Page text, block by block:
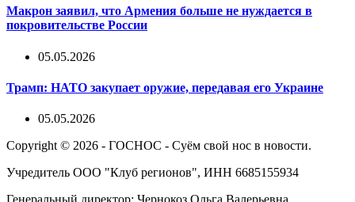
Макрон заявил, что Армения больше не нуждается в
покровительстве России
05.05.2026
Трамп: НАТО закупает оружие, передавая его Украине
05.05.2026
Copyright © 2026 - ГОСНОС - Суём свой нос в новости.
Учредитель ООО "Клуб регионов", ИНН 6685155934